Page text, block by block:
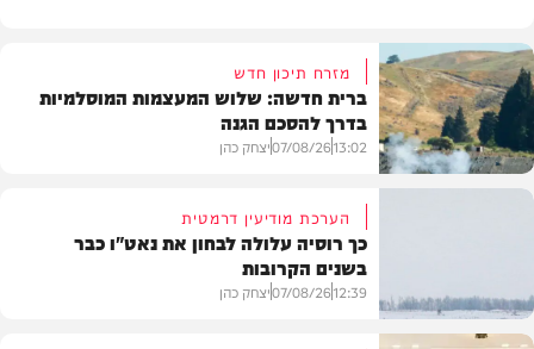
מזרח תיכון חדש
ברית חדשה: שלוש המעצמות המוסלמיות
בדרך להסכם הגנה
13:02
07/08/26יצחק כהן
הערכת מודיעין דרמטית
כך רוסיה עלולה לבחון את נאט"ו כבר
בשנים הקרובות
12:39
07/08/26יצחק כהן